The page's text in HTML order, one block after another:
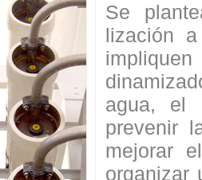
Se
lización
agua, el
prevenir
mejorar
organizar